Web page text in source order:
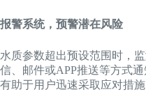
报警系统，预警潜在风险
水质参数超出预设范围时，
信、邮件或APP推送等方式
有助于用户迅速采取应对措